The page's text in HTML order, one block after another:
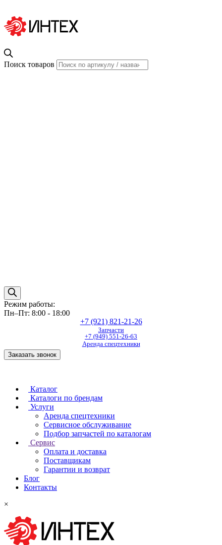
Поиск товаров
Режим работы:
Пн–Пт: 8:00 - 18:00
+7 (921) 821-21-26
Запчасти
+7 (949) 551-26-63
Аренда спецтехники
Заказать звонок
Каталог
Каталоги по брендам
Услуги
Аренда спецтехники
Сервисное обслуживание
Подбор запчастей по каталогам
Сервис
Оплата и доставка
Поставщикам
Гарантии и возврат
Блог
Контакты
×